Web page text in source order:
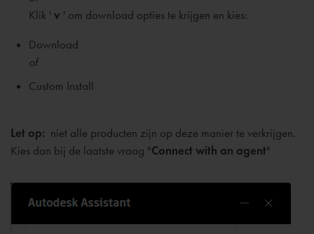
Klik ' v ' om download opties te krijgen en kies:
Download
of
Custom Install
Let op: niet alle producten zijn op deze manier te verkrijgen.
Kies dan bij de laatste vraag "Connect with an agent"